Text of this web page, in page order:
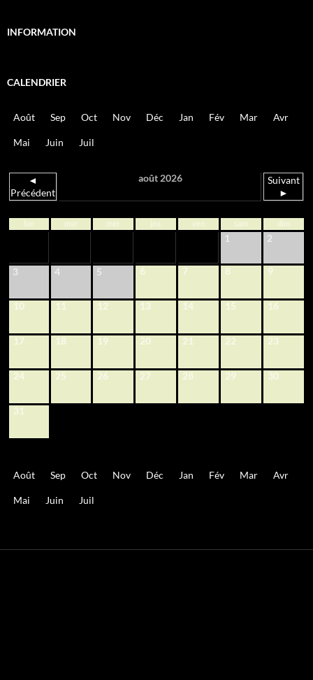
INFORMATION
CALENDRIER
Août Sep Oct Nov Déc Jan Fév Mar Avr
Mai Juin Juil
◄
Précédent
août 2026
Suivant
►
lun mar mer jeu ven sam dim
1 2
3 4 5 6 7 8 9
10 11 12 13 14 15 16
17 18 19 20 21 22 23
24 25 26 27 28 29 30
31
Août Sep Oct Nov Déc Jan Fév Mar Avr
Mai Juin Juil